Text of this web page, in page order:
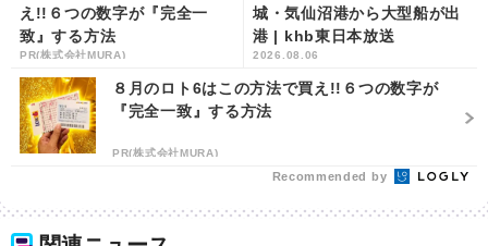
え!!６つの数字が『完全一
致』する方法
PR(株式会社MURA)
城・気仙沼港から大型船が出
港 | khb東日本放送
2026.08.06
８月のロト6はこの方法で買え!!６つの数字が
『完全一致』する方法
PR(株式会社MURA)
Recommended by